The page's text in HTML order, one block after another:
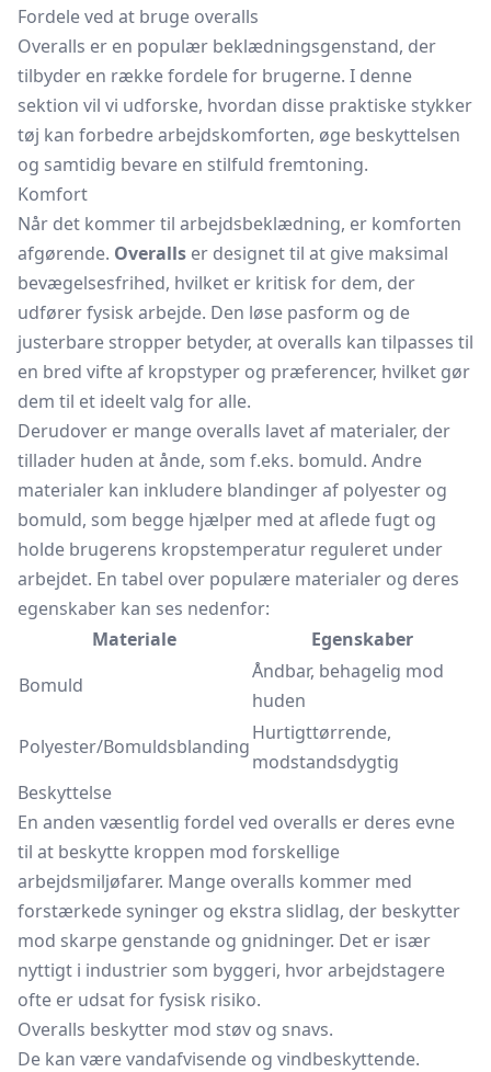
Fordele ved at bruge overalls
Overalls er en populær beklædningsgenstand, der
tilbyder en række fordele for brugerne. I denne
sektion vil vi udforske, hvordan disse praktiske stykker
tøj kan forbedre arbejdskomforten, øge beskyttelsen
og samtidig bevare en stilfuld fremtoning.
Komfort
Når det kommer til arbejdsbeklædning, er komforten
afgørende. Overalls er designet til at give maksimal
bevægelsesfrihed, hvilket er kritisk for dem, der
udfører fysisk arbejde. Den løse pasform og de
justerbare stropper betyder, at overalls kan tilpasses til
en bred vifte af kropstyper og præferencer, hvilket gør
dem til et ideelt valg for alle.
Derudover er mange overalls lavet af materialer, der
tillader huden at ånde, som f.eks. bomuld. Andre
materialer kan inkludere blandinger af polyester og
bomuld, som begge hjælper med at aflede fugt og
holde brugerens kropstemperatur reguleret under
arbejdet. En tabel over populære materialer og deres
egenskaber kan ses nedenfor:
Materiale
Egenskaber
Bomuld
Åndbar, behagelig mod
huden
Polyester/Bomuldsblanding
Hurtigttørrende,
modstandsdygtig
Beskyttelse
En anden væsentlig fordel ved overalls er deres evne
til at beskytte kroppen mod forskellige
arbejdsmiljøfarer. Mange overalls kommer med
forstærkede syninger og ekstra slidlag, der beskytter
mod skarpe genstande og gnidninger. Det er især
nyttigt i industrier som byggeri, hvor arbejdstagere
ofte er udsat for fysisk risiko.
Overalls beskytter mod støv og snavs.
De kan være vandafvisende og vindbeskyttende.